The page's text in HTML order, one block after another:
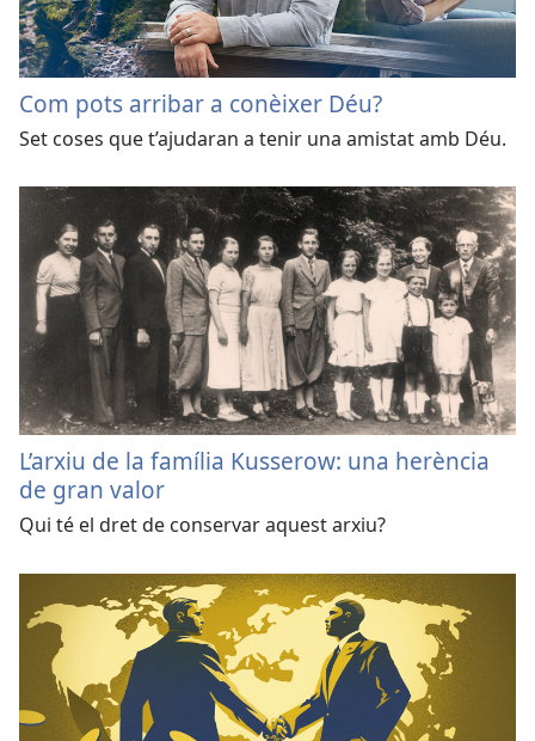
Com pots arribar a conèixer Déu?
Set coses que t’ajudaran a tenir una amistat amb Déu.
L’arxiu de la família Kusserow: una herència
de gran valor
Qui té el dret de conservar aquest arxiu?